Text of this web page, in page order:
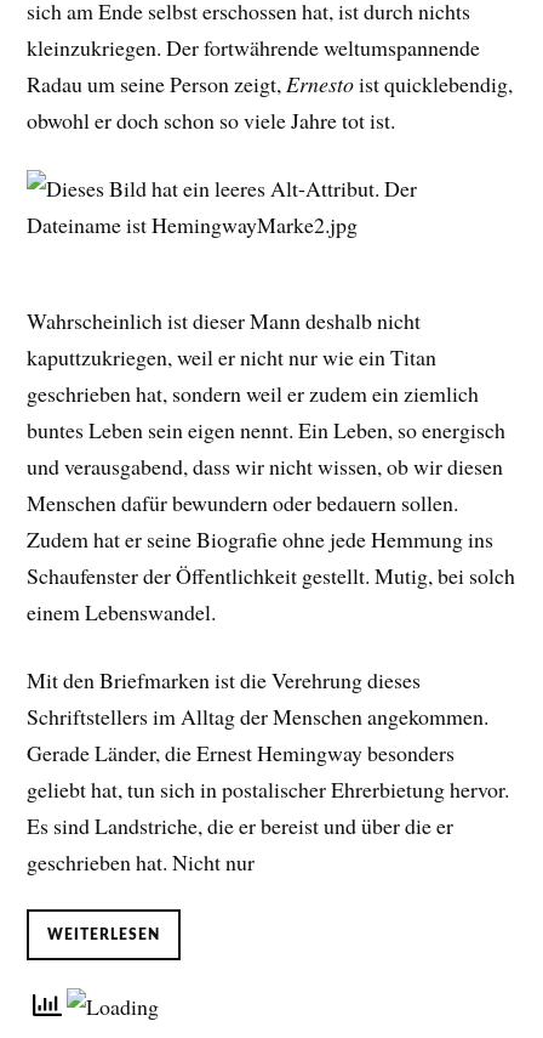
sich am Ende selbst erschossen hat, ist durch nichts
kleinzukriegen. Der fortwährende weltumspannende
Radau um seine Person zeigt, Ernestoist quicklebendig,
obwohl er doch schon so viele Jahre tot ist.
Wahrscheinlich ist dieser Mann deshalb nicht
kaputtzukriegen, weil er nicht nur wie ein Titan
geschrieben hat, sondern weil er zudem ein ziemlich
buntes Leben sein eigen nennt. Ein Leben, so energisch
und verausgabend, dass wir nicht wissen, ob wir diesen
Menschen dafür bewundern oder bedauern sollen.
Zudem hat er seine Biografie ohne jede Hemmung ins
Schaufenster der Öffentlichkeit gestellt. Mutig, bei solch
einem Lebenswandel.
Mit den Briefmarken ist die Verehrung dieses
Schriftstellers im Alltag der Menschen angekommen.
Gerade Länder, die Ernest Hemingway besonders
geliebt hat, tun sich in postalischer Ehrerbietung hervor.
Es sind Landstriche, die er bereist und über die er
geschrieben hat. Nicht nur
WEITERLESEN